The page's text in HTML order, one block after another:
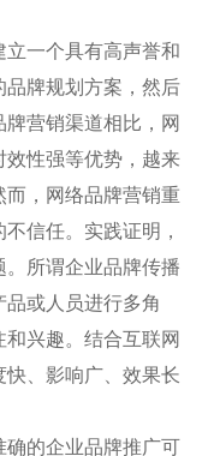
一个具有高声誉和
牌规划方案，然后
营销渠道相比，网
性强等优势，越来
，网络品牌营销重
信任。实践证明，
所谓企业品牌传播
或人员进行多角
兴趣。结合互联网
、影响广、效果长
的企业品牌推广可